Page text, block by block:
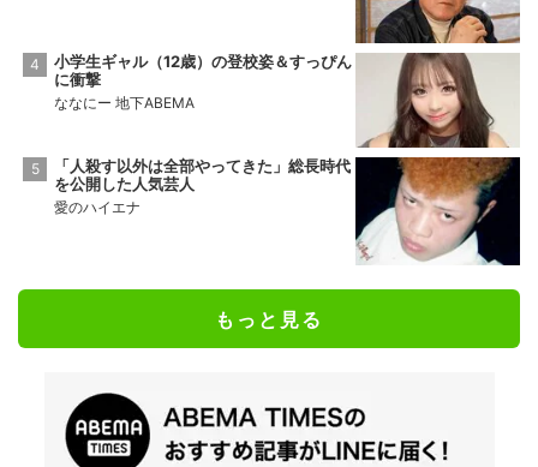
小学生ギャル（12歳）の登校姿＆すっぴん
に衝撃
ななにー 地下ABEMA
「人殺す以外は全部やってきた」総長時代
を公開した人気芸人
愛のハイエナ
もっと見る